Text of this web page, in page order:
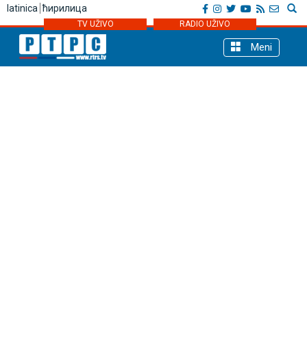
latinica ћирилица
TV UŽIVO RADIO UŽIVO
Meni